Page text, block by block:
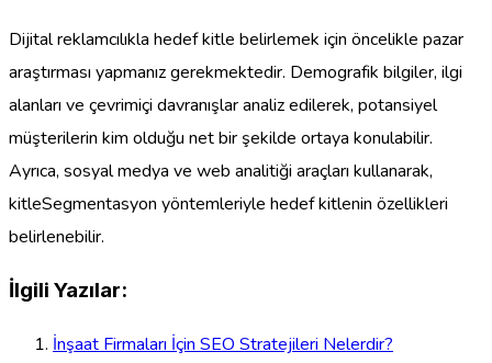
Dijital reklamcılıkla hedef kitle belirlemek için öncelikle pazar
araştırması yapmanız gerekmektedir. Demografik bilgiler, ilgi
alanları ve çevrimiçi davranışlar analiz edilerek, potansiyel
müşterilerin kim olduğu net bir şekilde ortaya konulabilir.
Ayrıca, sosyal medya ve web analitiği araçları kullanarak,
kitleSegmentasyon yöntemleriyle hedef kitlenin özellikleri
belirlenebilir.
İlgili Yazılar:
İnşaat Firmaları İçin SEO Stratejileri Nelerdir?